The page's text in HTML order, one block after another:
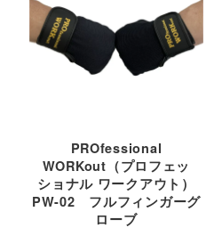
PROfessional
WORKout（プロフェッ
ショナル ワークアウト）
PW-02 フルフィンガーグ
ローブ